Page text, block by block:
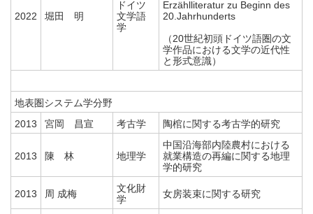
2022 堀田 明
ドイツ
文学語
学
Erzählliteratur zu Beginn des
20.Jahrhunderts
（20世紀初頭ドイツ語圏の文
学作品における文学の近代性
と形式意識）
地表圏システム学分野
2013
宮岡 昌宣 考古学 陶棺に関する考古学的研究
2013 陳 林 地理学
中国沿海部内陸農村における
就業構造の再編に関する地理
学的研究
2013 周 成梅
文化財
学
女房装束に関する研究